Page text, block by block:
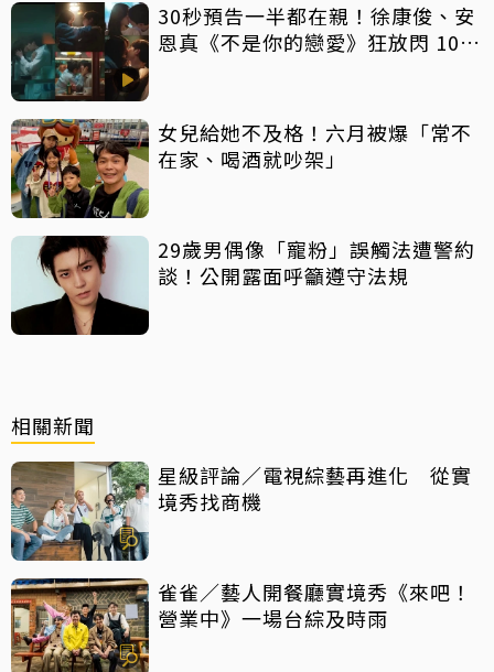
30秒預告一半都在親！徐康俊、安
恩真《不是你的戀愛》狂放閃 10年
女兒給她不及格！六月被爆「常不
在家、喝酒就吵架」
29歲男偶像「寵粉」誤觸法遭警約
談！公開露面呼籲遵守法規
相關新聞
星級評論／電視綜藝再進化 從實
境秀找商機
雀雀／藝人開餐廳實境秀《來吧！
營業中》一場台綜及時雨